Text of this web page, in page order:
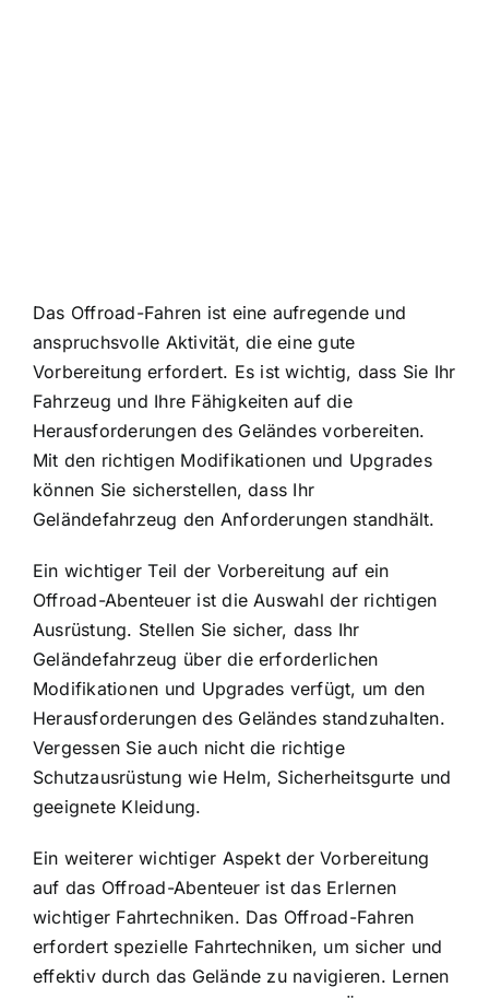
Das Offroad-Fahren ist eine aufregende und
anspruchsvolle Aktivität, die eine gute
Vorbereitung erfordert. Es ist wichtig, dass Sie Ihr
Fahrzeug und Ihre Fähigkeiten auf die
Herausforderungen des Geländes vorbereiten.
Mit den richtigen Modifikationen und Upgrades
können Sie sicherstellen, dass Ihr
Geländefahrzeug den Anforderungen standhält.
Ein wichtiger Teil der Vorbereitung auf ein
Offroad-Abenteuer ist die Auswahl der richtigen
Ausrüstung. Stellen Sie sicher, dass Ihr
Geländefahrzeug über die erforderlichen
Modifikationen und Upgrades verfügt, um den
Herausforderungen des Geländes standzuhalten.
Vergessen Sie auch nicht die richtige
Schutzausrüstung wie Helm, Sicherheitsgurte und
geeignete Kleidung.
Ein weiterer wichtiger Aspekt der Vorbereitung
auf das Offroad-Abenteuer ist das Erlernen
wichtiger Fahrtechniken. Das Offroad-Fahren
erfordert spezielle Fahrtechniken, um sicher und
effektiv durch das Gelände zu navigieren. Lernen